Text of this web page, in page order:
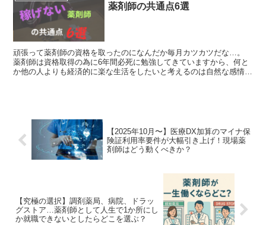
薬剤師の共通点6選
頑張って薬剤師の資格を取ったのになんだか毎月カツカツだな…。
薬剤師は資格取得の為に6年間必死に勉強してきていますから、何と
か他の人よりも経済的に楽な生活をしたいと考えるのは自然な感情で
【2025年10月〜】医療DX加算のマイナ保
険証利用率要件が大幅引き上げ！現場薬
剤師はどう動くべきか？
【究極の選択】調剤薬局、病院、ドラッ
グストア…薬剤師として人生で1か所にし
か就職できないとしたらどこを選ぶ？